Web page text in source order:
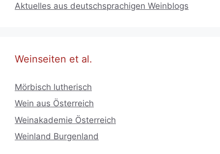
Aktuelles aus deutschsprachigen Weinblogs
Weinseiten et al.
Mörbisch lutherisch
Wein aus Österreich
Weinakademie Österreich
Weinland Burgenland